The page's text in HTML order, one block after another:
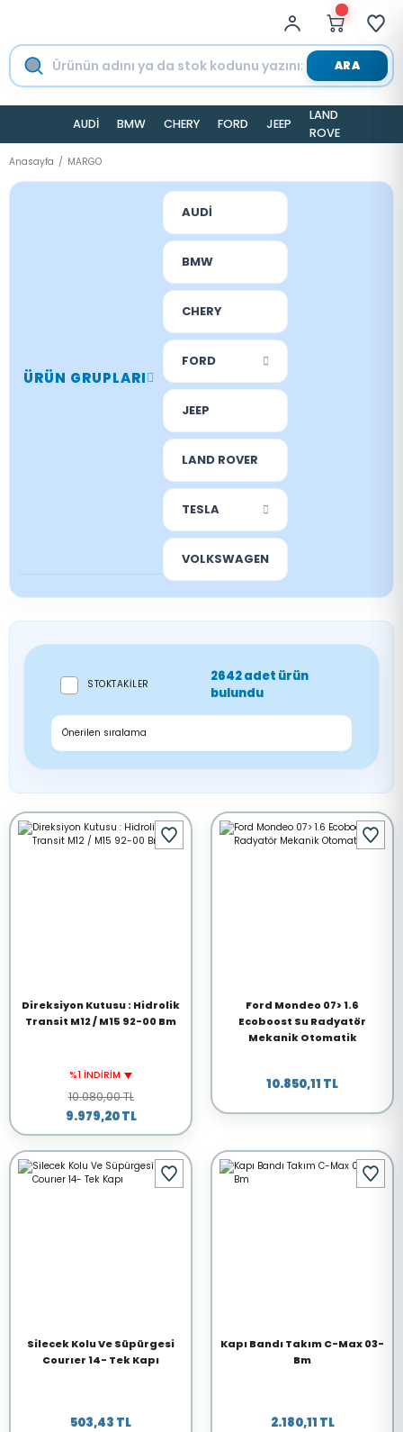
ARA
AUDİ BMW CHERY FORD JEEP
LAND
ROVER
Anasayfa MARGO
ÜRÜN GRUPLARI
AUDİ
BMW
CHERY
FORD
JEEP
LAND ROVER
TESLA
VOLKSWAGEN
STOKTAKILER
2642 adet ürün
bulundu
Direksiyon Kutusu : Hidrolik
Transit M12 / M15 92-00 Bm
%1 İNDİRİM
10.080,00 TL
9.979,20 TL
Ford Mondeo 07> 1.6
Ecoboost Su Radyatör
Mekanik Otomatik
10.850,11 TL
Silecek Kolu Ve Süpürgesi
Courıer 14- Tek Kapı
503,43 TL
Kapı Bandı Takım C-Max 03-
Bm
2.180,11 TL